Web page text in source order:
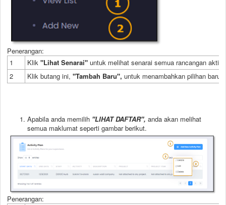
Penerangan:
1
Klik "Lihat Senarai" untuk melihat senarai semua rancangan
2
Klik butang ini, "Tambah Baru", untuk menambahkan pilihan baru.
Apabila anda memilih "LIHAT DAFTAR", anda akan melihat
semua maklumat seperti gambar berikut.
Penerangan: